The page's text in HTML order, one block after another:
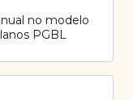
no modelo
PGBL